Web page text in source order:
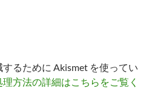
るために Akismet を使ってい
方法の詳細はこちらをご覧く